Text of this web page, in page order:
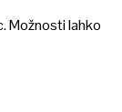
Možnosti lahko